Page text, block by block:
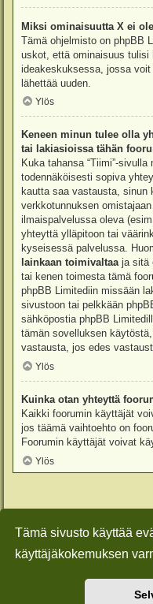
Tämä sivusto käyttää
käyttäjäkokemuksen
Miksi ominaisuutta X ei
Tämä ohjelmisto on phpBB
uskot, että ominaisuus tulisi
ideakeskuksessa , jossa
lähettää uuden.
Ylös
Keneen minun tulee olla
tai lakiasioissa tähän
Kuka tahansa “Tiimi”-
todennäköisesti sopiva
kautta saa vastausta, sinun
verkkotunnuksen
ilmaispalvelussa oleva
yhteyttä ylläpitoon tai
kyseisessä palvelussa.
lainkaan toimivaltaaja sitä
tai kenen toimesta tämä
phpBB Limitediin missään
sivustoon tai pelkkään
sähköpostia phpBB
tämän sovelluksen
vastausta, jos edes
Ylös
Kuinka otan yhteyttä
Kaikki foorumin käyttäjät
jos täämä vaihtoehto on
Foorumin käyttäjät voivat
Ylös
Etusivu Viesti
Keskustelufoorumin ohjelmisto